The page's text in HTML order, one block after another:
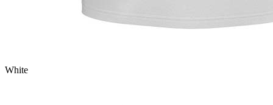
White